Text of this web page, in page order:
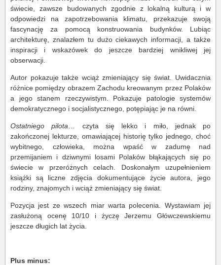
świecie, zawsze budowanych zgodnie z lokalną kulturą i w
odpowiedzi na zapotrzebowania klimatu, przekazuje swoją
fascynację za pomocą konstruowania budynków. Lubiąc
architekturę, znalazłem tu dużo ciekawych informacji, a także
inspiracji i wskazówek do jeszcze bardziej wnikliwej jej
obserwacji.
Autor pokazuje także wciąż zmieniający się świat. Uwidacznia
różnice pomiędzy obrazem Zachodu kreowanym przez Polaków
a jego stanem rzeczywistym. Pokazuje patologie systemów
demokratycznego i socjalistycznego, potępiając je na równi.
Ostatniego pilota … czyta się lekko i miło, jednak po
zakończonej lekturze, omawiającej historię tylko jednego, choć
wybitnego, człowieka, można wpaść w zadumę nad
przemijaniem i dziwnymi losami Polaków błąkających się po
świecie w przeróżnych celach. Doskonałym uzupełnieniem
książki są liczne zdjęcia dokumentujące życie autora, jego
rodziny, znajomych i wciąż zmieniający się świat.
Pozycja jest ze wszech miar warta polecenia. Wystawiam jej
zasłużoną ocenę 10/10 i życzę Jerzemu Główczewskiemu
jeszcze długich lat życia.
Plus minus: